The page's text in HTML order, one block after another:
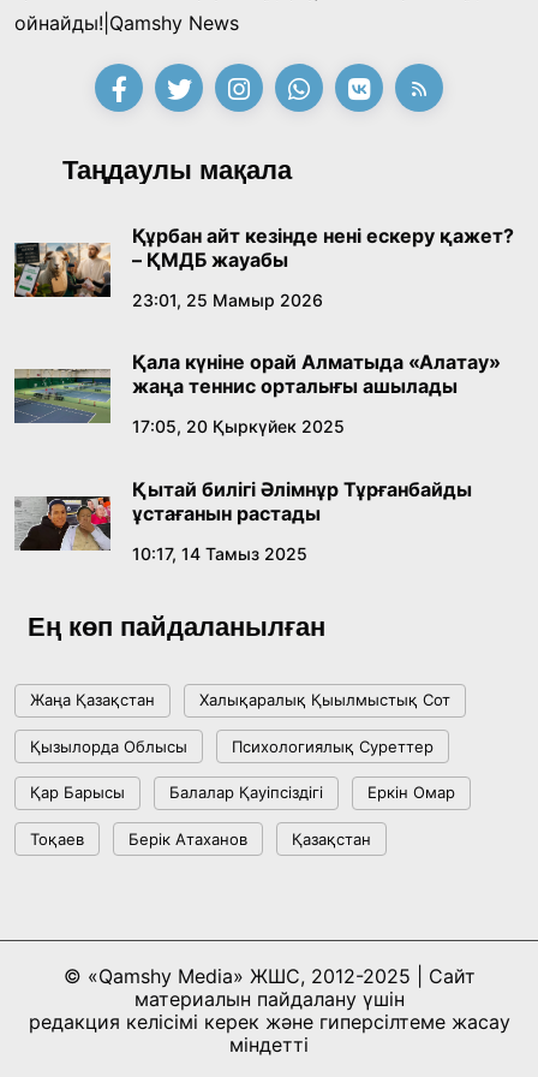
Қонаев қаласының әкімі «Славян базары»
қабылдады
16:27, 23 Шілде 2026
Қазақ тіліндегі «құт» концептісінің
лингвомәдени сипаты
09:21, 21 Шілде 2026
Абайдың адам тәрбиесі туралы
18:59, 20 Шілде 2026
Жасанды интеллект: адамзаттың көмекшісі
18:16, 20 Шілде 2026
жетістіктері мен даму бағыты
Мемлекет басшысы Көбейтұз көлінің жай-
күйіне назар аударды
18:22, 17 Шілде 2026
10:28, 15 Шілде 2026
Қазақстан ҰҚК: уақыт сын-қатерлері және
ұлттық мүддені қорғау
ойнайды!|Qamshy News
Таңдаулы мақала
Құрбан айт кезінде нені ескеру қажет?
– ҚМДБ жауабы
23:01, 25 Мамыр 2026
Қала күніне орай Алматыда «Алатау»
жаңа теннис орталығы ашылады
17:05, 20 Қыркүйек 2025
Қытай билігі Әлімнұр Тұрғанбайды
ұстағанын растады
10:17, 14 Тамыз 2025
Ең көп пайдаланылған
Жаңа Қазақстан Халықаралық Қыылмыстық Сот
Қызылорда Облысы Психологиялық Суреттер
Қар Барысы Балалар Қауіпсіздігі Еркін Омар
Тоқаев Берік Атаханов Қазақстан
© «Qamshy Media» ЖШС, 2012-2025 | Сайт
материалын пайдалану үшін
редакция келісімі керек және гиперсілтеме жасау
міндетті